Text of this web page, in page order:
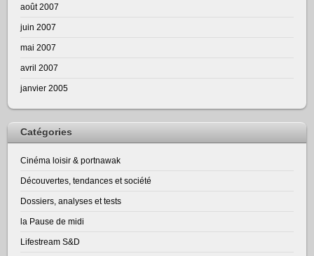
août 2007
juin 2007
mai 2007
avril 2007
janvier 2005
Catégories
Cinéma loisir & portnawak
Découvertes, tendances et société
Dossiers, analyses et tests
la Pause de midi
Lifestream S&D